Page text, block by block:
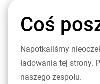
Coś
Napotkaliśmy
ładowania tej strony.
naszego zespołu.